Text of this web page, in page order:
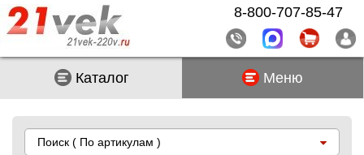
Каталог Меню
Поиск ( По артикулам )
8-800-707-85-47